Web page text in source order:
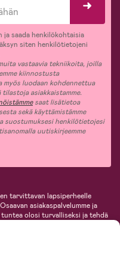
saada henkilökohtaisia
siten henkilötietojeni
vastaavia tekniikoita, joilla
kiinnostusta
myös luodaan kohdennettua
asiakkaistamme.
saat lisätietoa
sekä käyttämistämme
suostumuksesi henkilötietojesi
uutiskirjeemme
tarvittavan lapsiperheelle
asiakaspalvelumme ja
olosi turvalliseksi ja tehdä
lukuisia tunnettuja